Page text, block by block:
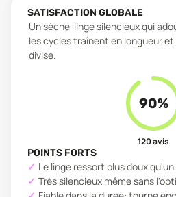
SATISFACTION GLOBALE
Un sèche-linge silencieux qui
les cycles traînent en longueur
divise.
90%
120avis
POINTS FORTS
Le linge ressort plus doux
Très silencieux même sans